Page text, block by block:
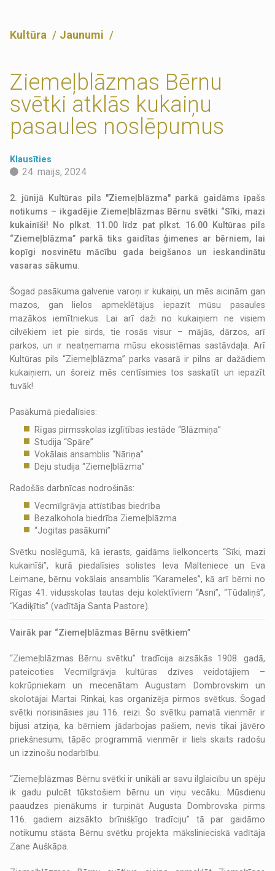
Kultūra Jaunumi
Ziemeļblāzmas Bērnu
svētki atklās kukaiņu
pasaules noslēpumus
Klausīties
24. maijs, 2024
2. jūnijā Kultūras pils "Ziemeļblāzma" parkā gaidāms īpašs
notikums – ikgadējie Ziemeļblāzmas Bērnu svētki “Sīki, mazi
kukainīši! No plkst. 11.00 līdz pat plkst. 16.00 Kultūras pils
“Ziemeļblāzma” parkā tiks gaidītas ģimenes ar bērniem, lai
kopīgi nosvinētu mācību gada beigšanos un ieskandinātu
vasaras sākumu.
Šogad pasākuma galvenie varoņi ir kukaiņi, un mēs aicinām gan
mazos, gan lielos apmeklētājus iepazīt mūsu pasaules
mazākos iemītniekus. Lai arī daži no kukaiņiem ne visiem
cilvēkiem iet pie sirds, tie rosās visur – mājās, dārzos, arī
parkos, un ir neatņemama mūsu ekosistēmas sastāvdaļa. Arī
Kultūras pils “Ziemeļblāzma” parks vasarā ir pilns ar dažādiem
kukaiņiem, un šoreiz mēs centīsimies tos saskatīt un iepazīt
tuvāk!
Pasākumā piedalīsies:
Rīgas pirmsskolas izglītības iestāde “Blāzmiņa”
Studija “Spāre”
Vokālais ansamblis “Nāriņa”
Deju studija “Ziemeļblāzma”
Radošās darbnīcas nodrošinās:
Vecmīlgrāvja attīstības biedrība
Bezalkohola biedrība Ziemeļblāzma
“Jogitas pasākumi”
Svētku noslēgumā, kā ierasts, gaidāms lielkoncerts “Sīki, mazi
kukainīši”, kurā piedalīsies solistes Ieva Malteniece un Eva
Leimane, bērnu vokālais ansamblis “Karameles”, kā arī bērni no
Rīgas 41. vidusskolas tautas deju kolektīviem “Asni”, “Tūdaliņš”,
“Kadiķītis” (vadītāja Santa Pastore).
Vairāk par “Ziemeļblāzmas Bērnu svētkiem”
“Ziemeļblāzmas Bērnu svētku” tradīcija aizsākās 1908. gadā,
pateicoties Vecmīlgrāvja kultūras dzīves veidotājiem –
kokrūpniekam un mecenātam Augustam Dombrovskim un
skolotājai Martai Rinkai, kas organizēja pirmos svētkus. Šogad
svētki norisināsies jau 116. reizi. Šo svētku pamatā vienmēr ir
bijusi atziņa, ka bērniem jādarbojas pašiem, nevis tikai jāvēro
priekšnesumi, tāpēc programmā vienmēr ir liels skaits radošu
un izzinošu nodarbību.
“Ziemeļblāzmas Bērnu svētki ir unikāli ar savu ilglaicību un spēju
ik gadu pulcēt tūkstošiem bērnu un viņu vecāku. Mūsdienu
paaudzes pienākums ir turpināt Augusta Dombrovska pirms
116. gadiem aizsākto brīnišķīgo tradīciju” tā par gaidāmo
notikumu stāsta Bērnu svētku projekta mākslinieciskā vadītāja
Zane Auškāpa.